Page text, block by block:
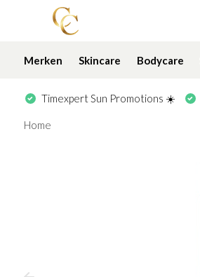
Merken Skincare Bodycare
Timexpert Sun Promotions ☀️
Home